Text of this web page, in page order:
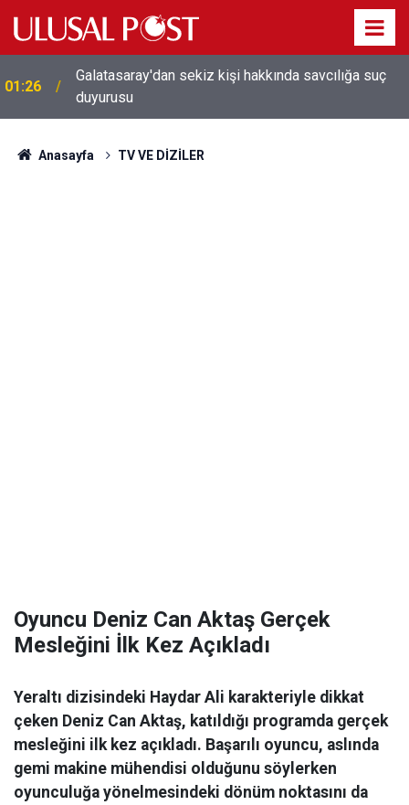
01:26
Galatasaray'dan sekiz kişi hakkında savcılığa suç
duyurusu
Anasayfa TV VE DİZİLER
Oyuncu Deniz Can Aktaş Gerçek
Mesleğini İlk Kez Açıkladı
Yeraltı dizisindeki Haydar Ali karakteriyle dikkat
çeken Deniz Can Aktaş, katıldığı programda gerçek
mesleğini ilk kez açıkladı. Başarılı oyuncu, aslında
gemi makine mühendisi olduğunu söylerken
oyunculuğa yönelmesindeki dönüm noktasını da